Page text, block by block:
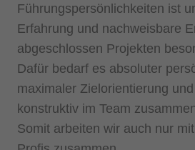
Führungspersönlichkeiten ist
Erfahrung und nachweisbare
abgeschlossen Projekten
Dafür bedarf es absoluter
maximaler Zielorientierung
konstruktiv im Team
Somit arbeiten wir auch nur